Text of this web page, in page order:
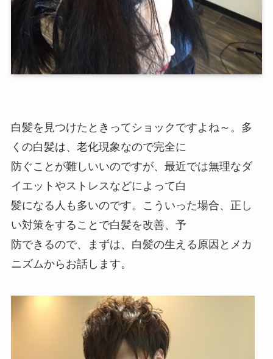
白髪を見つけたときってショックですよね～。多
くの白髪は、老化現象なので完全に
防ぐことが難しいいのですが、最近では無理なダ
イエットやストレスなどによって白
髪になる人も多いのです。こういった場合、正し
い対策をすることで白髪を改善、予
防できるので、まずは、白髪の生える原因とメカ
ニズムからお話します。